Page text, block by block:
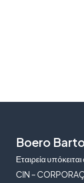
Boero
Εταιρεία
CIN –